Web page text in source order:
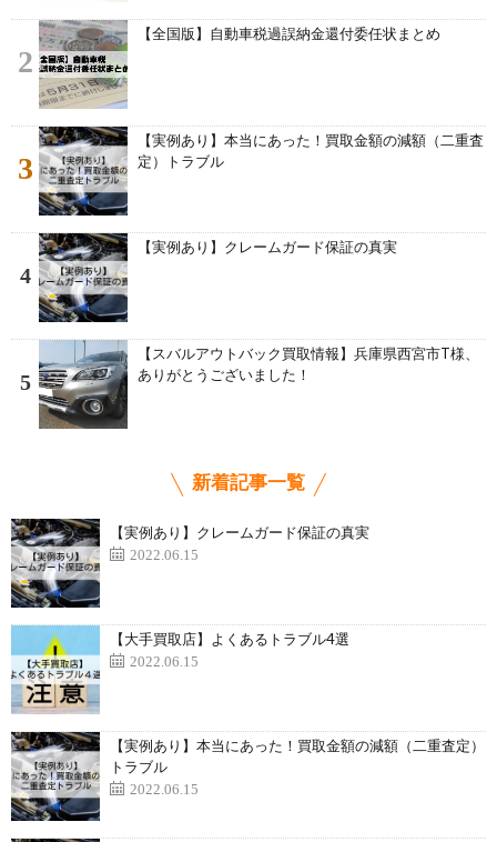
2
【全国版】自動車税過誤納金還付委任状まとめ
3
【実例あり】本当にあった！買取金額の減額（二重査
定）トラブル
4
【実例あり】クレームガード保証の真実
5
【スバルアウトバック買取情報】兵庫県西宮市T様、
ありがとうございました！
新着記事一覧
【実例あり】クレームガード保証の真実
2022.06.15
【大手買取店】よくあるトラブル4選
2022.06.15
【実例あり】本当にあった！買取金額の減額（二重査定）
トラブル
2022.06.15